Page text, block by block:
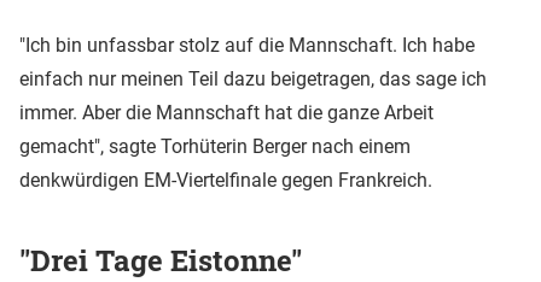
"Ich bin unfassbar stolz auf die Mannschaft. Ich habe
einfach nur meinen Teil dazu beigetragen, das sage ich
immer. Aber die Mannschaft hat die ganze Arbeit
gemacht", sagte Torhüterin Berger nach einem
denkwürdigen EM-Viertelfinale gegen Frankreich.
"Drei Tage Eistonne"